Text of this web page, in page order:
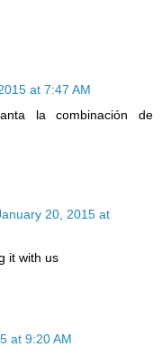
at 7:47 AM
la combinación de
20, 2015 at
it with us
at 9:20 AM